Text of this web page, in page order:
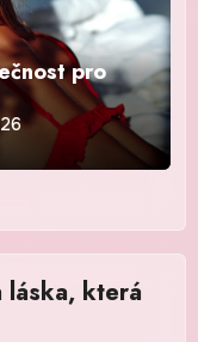
pro
láska, která